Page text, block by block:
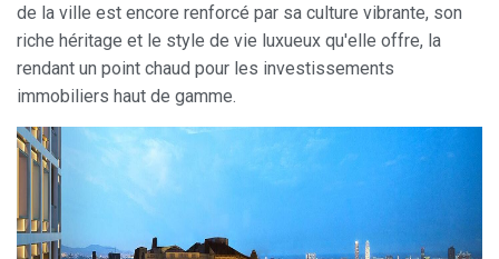
de la ville est encore renforcé par sa culture vibrante, son
riche héritage et le style de vie luxueux qu'elle offre, la
rendant un point chaud pour les investissements
immobiliers haut de gamme.
Ces cookies sont utilisés pour stocker des informations sur
les préférences et les choix personnels de l'utilisateur
grâce à l'observation continue de ses habitudes de
navigation. Grâce à eux, nous pouvons connaître les
habitudes de navigation sur le site Web et afficher des
publicités liées au profil de navigation de l'utilisateur.